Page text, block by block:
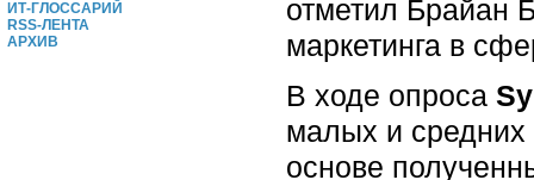
ИТ-ГЛОССАРИЙ
RSS-ЛЕНТА
АРХИВ
отметил Брайан
маркетинга в
В ходе опроса
малых и средних
основе